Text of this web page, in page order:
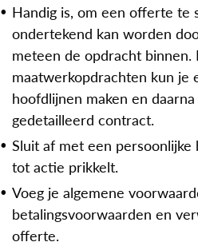
Handig is, om een offerte te
ondertekend kan worden
meteen de opdracht
maatwerkopdrachten kun je
hoofdlijnen maken en
gedetailleerd contract.
Sluit af met een
tot actie prikkelt.
Voeg je algemene
betalingsvoorwaarden en
offerte.